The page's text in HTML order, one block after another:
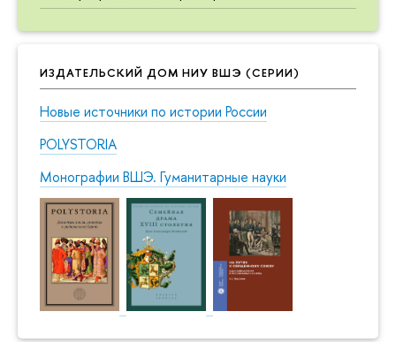
ИЗДАТЕЛЬСКИЙ ДОМ НИУ ВШЭ (СЕРИИ)
Новые источники по истории России
POLYSTORIA
Монографии ВШЭ. Гуманитарные науки